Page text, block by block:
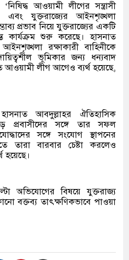
আওয়ামী লীগের সন্ত্রাসী
এবং যুক্তরাজ্যের আইনশৃঙ্খলা
প্রভাব নিয়ে যুক্তরাজ্যের একটি
কার্যক্রম শুরু করেছে। হাসনাত
রক্ষাকারী বাহিনীকে
ভূমিকার জন্য ধন্যবাদ
আওয়ামী লীগ আগেও ব্যর্থ হয়েছে,
আবদুল্লাহর ঐতিহাসিক
প্রবাসীদের সঙ্গে তার সফল
সঙ্গে সংযোগ স্থাপনের
তারা বারবার চেষ্টা করলেও
হয়েছে।
অভিযোগের বিষয়ে যুক্তরাজ্য
বক্তব্য তাৎক্ষণিকভাবে পাওয়া